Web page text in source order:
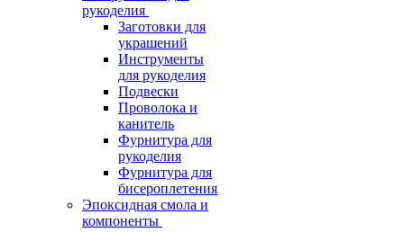
рукоделия
Заготовки для
украшений
Инструменты
для рукоделия
Подвески
Проволока и
канитель
Фурнитура для
рукоделия
Фурнитура для
бисероплетения
Эпоксидная смола и
компоненты